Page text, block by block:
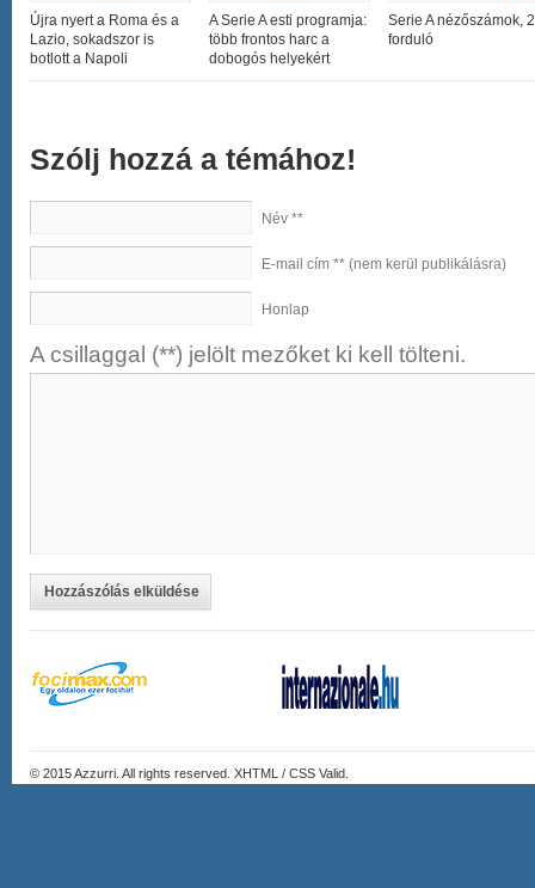
Újra nyert a Roma és a
Lazio, sokadszor is
botlott a Napoli
A Serie A esti programja:
több frontos harc a
dobogós helyekért
Serie A nézőszámok,
forduló
Szólj hozzá a témához!
Név **
E-mail cím ** (nem kerül publikálásra)
Honlap
A csillaggal (**) jelölt mezőket ki kell tölteni.
Hozzászólás elküldése
© 2015Azzurri . All rights reserved. XHTML / CSS Valid.